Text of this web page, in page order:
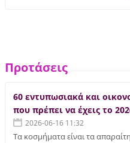
Προτάσεις
60 εντυπωσιακά και
που πρέπει να έχεις το
2026-06-16 11:32
Τα κοσμήματα είναι τα